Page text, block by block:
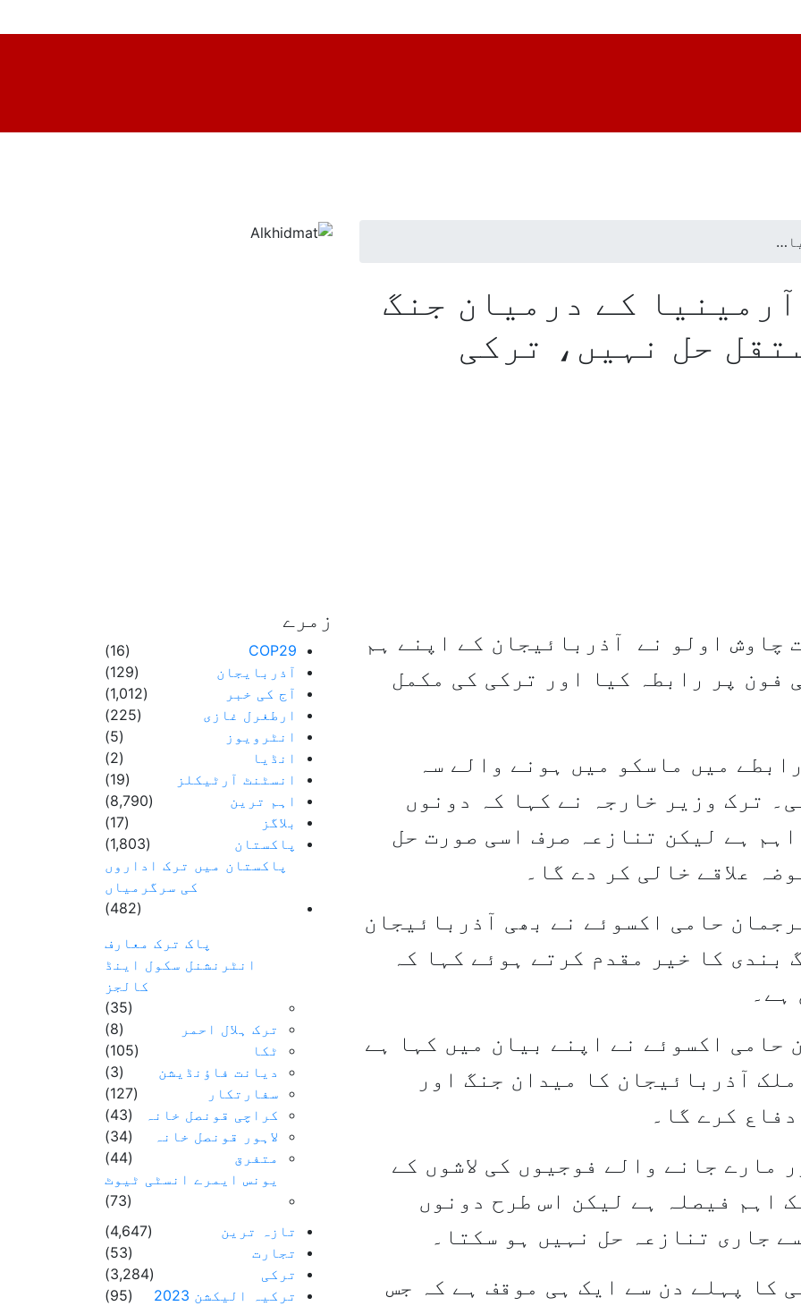
کے درمیان جنگ
حل نہیں، ترکی
چاوش اولو نے آذربائیجان کے اپنے ہم
فون پر رابطہ کیا اور ترکی کی مکمل
میں ماسکو میں ہونے والے سہ
ترک وزیر خارجہ نے کہا کہ دونوں
ہے لیکن تنازعہ صرف اسی صورت حل
علاقے خالی کر دے گا۔
حامی اکسوئے نے بھی آذربائیجان
بندی کا خیر مقدم کرتے ہوئے کہا کہ
ہے۔
حامی اکسوئے نے اپنے بیان میں کہا ہے
آذربائیجان کا میدان جنگ اور
کرے گا۔
مارے جانے والے فوجیوں کی لاشوں کے
اہم فیصلہ ہے لیکن اس طرح دونوں
جاری تنازعہ حل نہیں ہو سکتا۔
کا پہلے دن سے ایک ہی موقف ہے کہ جس
زمرے
COP29
(16)
آذربایجان
(129)
آج کی خبر
(1,012)
ارطغرل غازی
(225)
انٹرویوز
(5)
انڈیا
(2)
انسٹنٹ آرٹیکلز
(19)
اہم ترین
(8,790)
بلاگز
(17)
پاکستان
(1,803)
پاکستان میں ترک اداروں
کی سرگرمیاں
(482)
پاک ترک معارف
انٹرنشنل سکول اینڈ
کالجز
(35)
ترک ہلال احمر
(8)
ٹکا
(105)
دیانت فاؤنڈیشن
(3)
سفارتکار
(127)
کراچی قونصل خانہ
(43)
لاہور قونصل خانہ
(34)
متفرق
(44)
یونس ایمرے انسٹی ٹیوٹ
(73)
تازہ ترین
(4,647)
تجارت
(53)
ترکی
(3,284)
ترکیہ الیکشن 2023
(95)